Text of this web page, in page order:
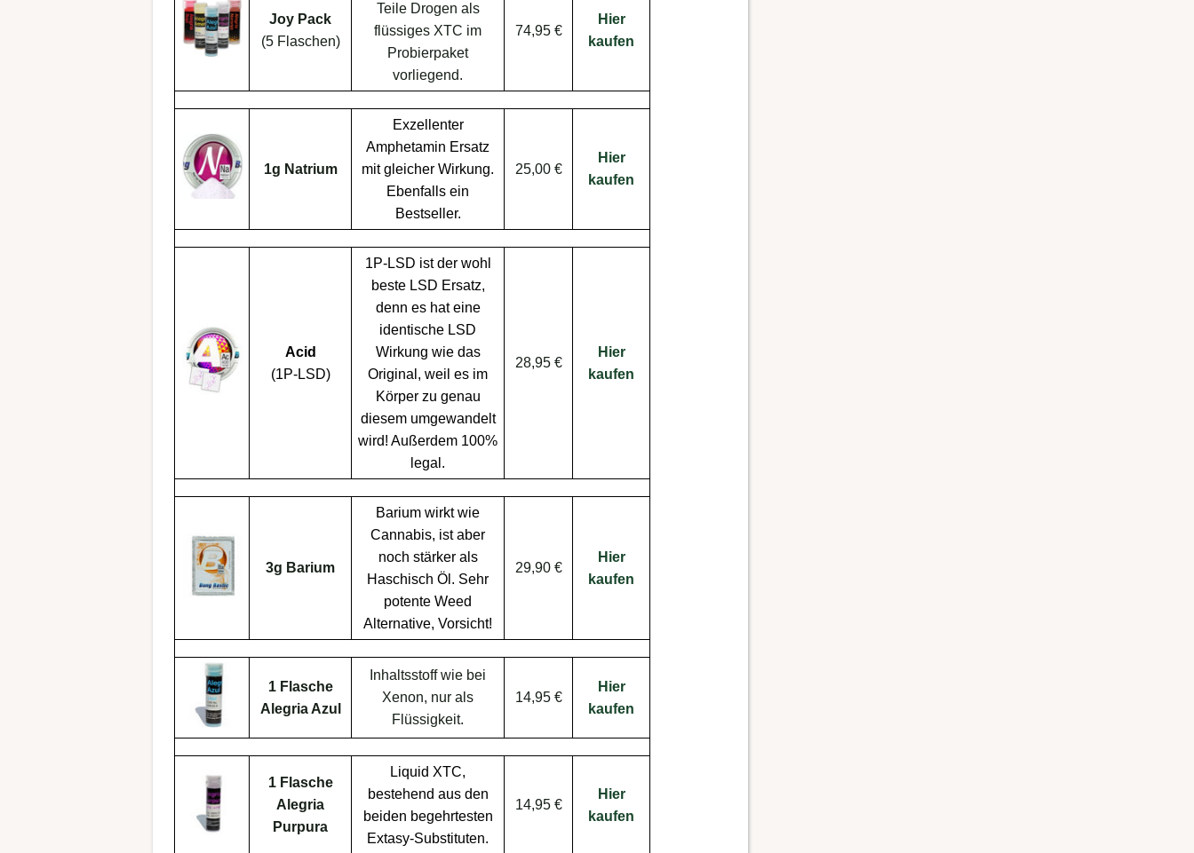
Joy Pack
(5 Flaschen)
Teile Drogen als
flüssiges XTC im
Probierpaket
vorliegend.
74,95 €
Hier
kaufen
1g Natrium
Exzellenter
Amphetamin Ersatz
mit gleicher Wirkung.
Ebenfalls ein
Bestseller.
25,00 €
Hier
kaufen
Acid
(1P-LSD)
1P-LSD ist der wohl
beste LSD Ersatz,
denn es hat eine
identische LSD
Wirkung wie das
Original, weil es im
Körper zu genau
diesem umgewandelt
wird! Außerdem 100%
legal.
28,95 €
Hier
kaufen
3g Barium
Barium wirkt wie
Cannabis, ist aber
noch stärker als
Haschisch Öl. Sehr
potente Weed
Alternative, Vorsicht!
29,90 €
Hier
kaufen
1 Flasche
Alegria Azul
Inhaltsstoff wie bei
Xenon, nur als
Flüssigkeit.
14,95 €
Hier
kaufen
1 Flasche
Alegria
Purpura
Liquid XTC,
bestehend aus den
beiden begehrtesten
Extasy-Substituten.
14,95 €
Hier
kaufen